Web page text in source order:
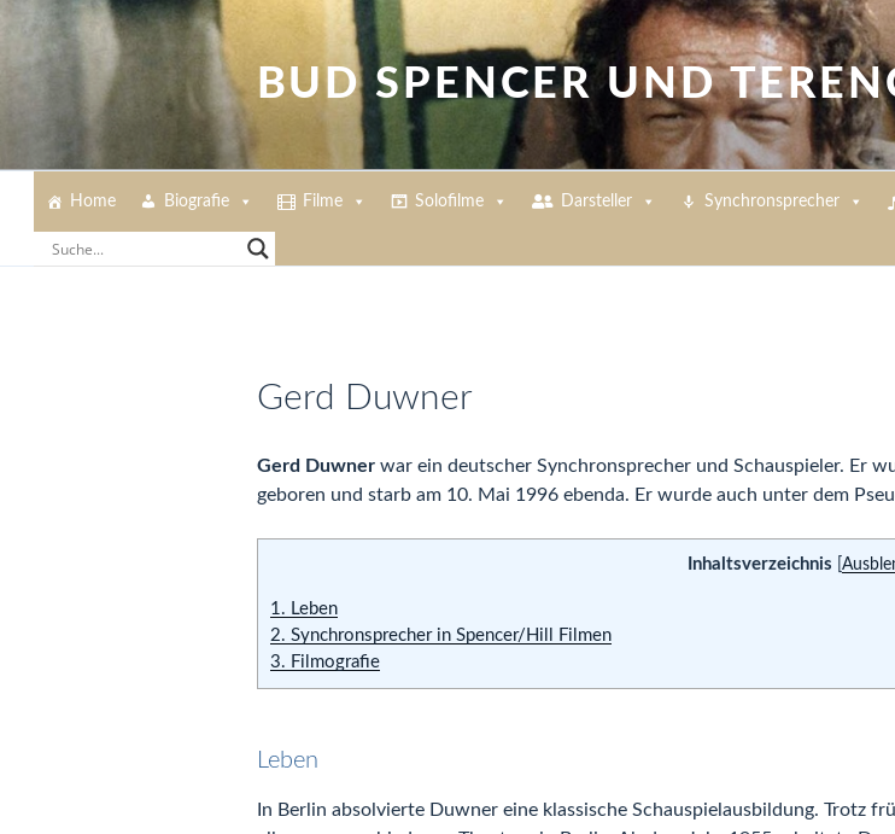
BUD SPENCER UND
Home Biografie Filme Solofilme Darsteller Synchronsprecher
Gerd Duwner
Gerd Duwnerwar ein deutscher Synchronsprecher und Schauspieler. Er
geboren und starb am 10. Mai 1996 ebenda. Er wurde auch unter dem
Inhaltsverzeichnis
1. Leben
2. Synchronsprecher in Spencer/Hill Filmen
3. Filmografie
Leben
In Berlin absolvierte Duwner eine klassische Schauspielausbildung. Trotz